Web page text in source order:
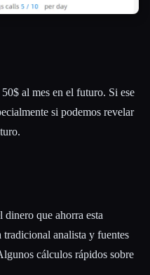
al mes en el futuro. Si ese
si podemos revelar
dinero que ahorra esta
analista y fuentes
cálculos rápidos sobre